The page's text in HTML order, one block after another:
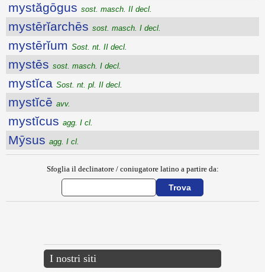
mystăgōgus sost. masch. II decl.
mystērĭarchēs sost. masch. I decl.
mystērĭum Sost. nt. II decl.
mystēs sost. masch. I decl.
mystĭca Sost. nt. pl. II decl.
mystĭcē avv.
mystĭcus agg. I cl.
Mȳsus agg. I cl.
Sfoglia il declinatore / coniugatore latino a partire da:
I nostri siti